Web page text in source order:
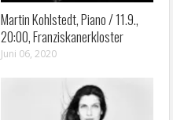
Martin Kohlstedt, Piano / 11.9.,
20:00, Franziskanerkloster
Juni 06, 2020